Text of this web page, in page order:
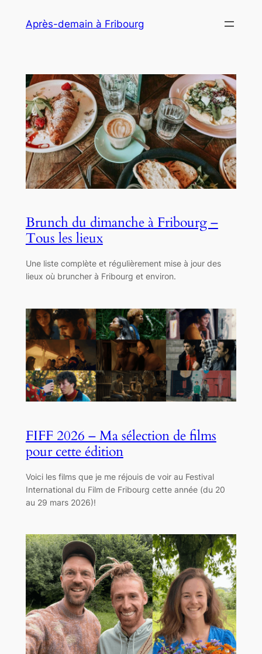
Après-demain à Fribourg
Brunch du dimanche à Fribourg –
Tous les lieux
Une liste complète et régulièrement mise à jour des
lieux où bruncher à Fribourg et environ.
FIFF 2026 – Ma sélection de films
pour cette édition
Voici les films que je me réjouis de voir au Festival
International du Film de Fribourg cette année (du 20
au 29 mars 2026)!